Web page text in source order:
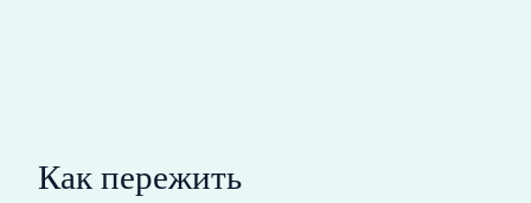
Как пережить